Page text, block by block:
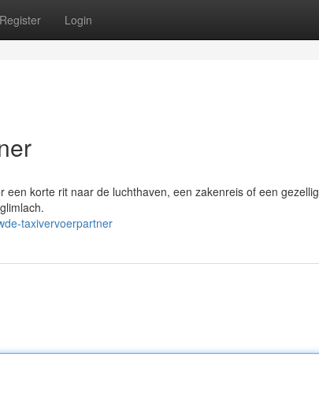
Register Login
korte rit naar de luchthaven, een zakenreis of een gezellig
taxivervoerpartner